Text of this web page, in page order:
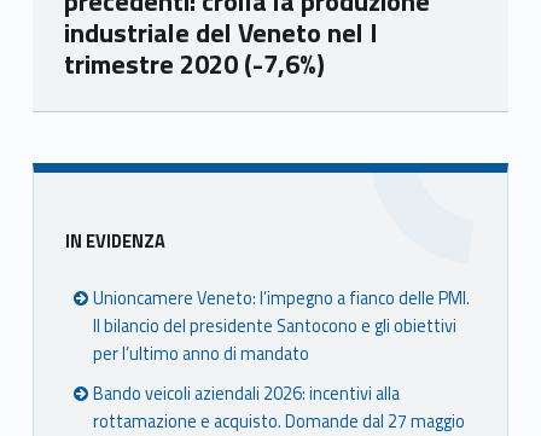
industriale del Veneto nel I
trimestre 2020 (-7,6%)
Skip back to main navigation
Sidebar
IN EVIDENZA
Unioncamere Veneto: l’impegno a fianco delle PMI.
Il bilancio del presidente Santocono e gli obiettivi
per l’ultimo anno di mandato
Bando veicoli aziendali 2026: incentivi alla
rottamazione e acquisto. Domande dal 27 maggio